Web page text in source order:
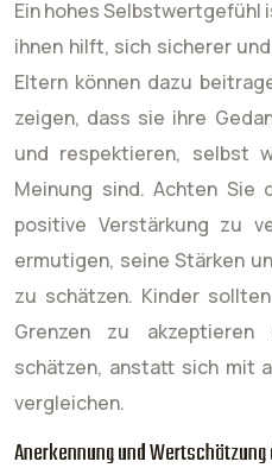
Ein hohes Selbstwertgefühl
ihnen hilft, sich sicherer
Eltern können dazu
zeigen, dass sie ihre
und respektieren, selbst
Meinung sind. Achten Sie
positive Verstärkung zu
ermutigen, seine Stärken
zu schätzen. Kinder
Grenzen zu
schätzen, anstatt sich mit
vergleichen.
Anerkennung und